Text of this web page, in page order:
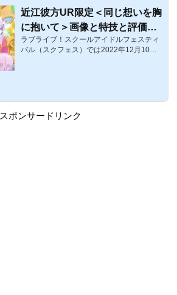
を紹介します。近江彼方UR限定＜バース
デーライブ 夢のお誕生日＞の覚醒前後画像
覚醒前覚醒後 体力スマイルピュアクールレ
ベル15454023402560レベル8055730353
03750レベル100...
近江彼方UR限定＜同じ想いを胸
に抱いて＞画像と特技と評価
【ラブライブ！スクフェス】
ラブライブ！スクールアイドルフェスティ
バル（スクフェス）では2022年12月10日
日限定ブリリアントジュエリーUR、近江
彼方UR限定＜同じ想いを胸に抱いて＞の
評価・特技・センター効果などをまとめて
スポンサードリンク